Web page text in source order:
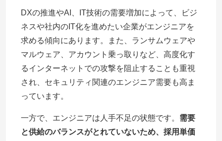
DXの推進やAI、IT技術の需要増加によって、ビジ
ネスや社内のIT化を進めたい企業がエンジニアを
求める傾向にあります。また、ランサムウェアや
マルウェア、アカウント乗っ取りなど、高度化す
るインターネットでの攻撃を阻止することも重視
され、セキュリティ関連のエンジニア需要も高ま
っています。
一方で、エンジニアは人手不足の状態です。 需要
と供給のバランスがとれていないため、採用単価